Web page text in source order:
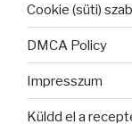
Cookie (süti)
DMCA Policy
Impresszum
Küldd el a